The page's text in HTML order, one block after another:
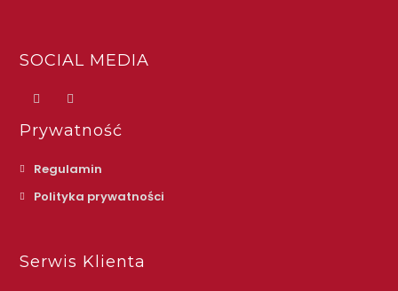
SOCIAL MEDIA
Prywatność
Regulamin
Polityka prywatności
Serwis Klienta